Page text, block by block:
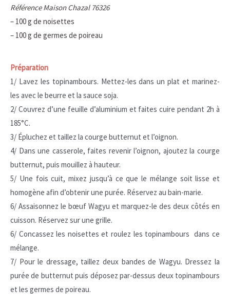
Référence Maison Chazal 76326
– 100 g de noisettes
– 100 g de germes de poireau
Préparation
1/ Lavez les topinambours. Mettez-les dans un plat et marinez-
les avecle beurre et la sauce soja.
2/ Couvrez d’une feuille d’aluminium et faites cuire pendant 2h à
185°C.
3/ Épluchez et taillez la courge butternut et l’oignon.
4/ Dans une casserole, faites revenir l’oignon, ajoutez la courge
butternut, puis mouillez à hauteur.
5/ Une fois cuit, mixez jusqu’à ce que le mélange soit lisse et
homogène afin d’obtenir une purée. Réservez au bain-marie.
6/ Assaisonnez le bœuf Wagyu et marquez-le des deux côtés en
cuisson. Réservez sur une grille.
6/ Concassez les noisettes et roulez les topinambours dans ce
mélange.
7/ Pour le dressage, taillez deux bandes de Wagyu. Dressez la
purée de butternut puis déposez par-dessus deux topinambours
et les germes de poireau.